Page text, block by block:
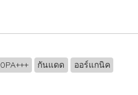
กันแดด ออร์แกนิค